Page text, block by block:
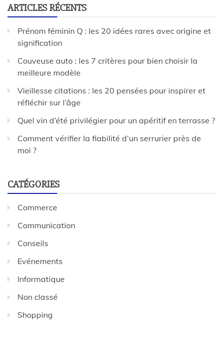
ARTICLES RÉCENTS
Prénom féminin Q : les 20 idées rares avec origine et
signification
Couveuse auto : les 7 critères pour bien choisir la
meilleure modèle
Vieillesse citations : les 20 pensées pour inspirer et
réfléchir sur l’âge
Quel vin d’été privilégier pour un apéritif en terrasse ?
Comment vérifier la fiabilité d’un serrurier près de
moi ?
CATÉGORIES
Commerce
Communication
Conseils
Evénements
Informatique
Non classé
Shopping